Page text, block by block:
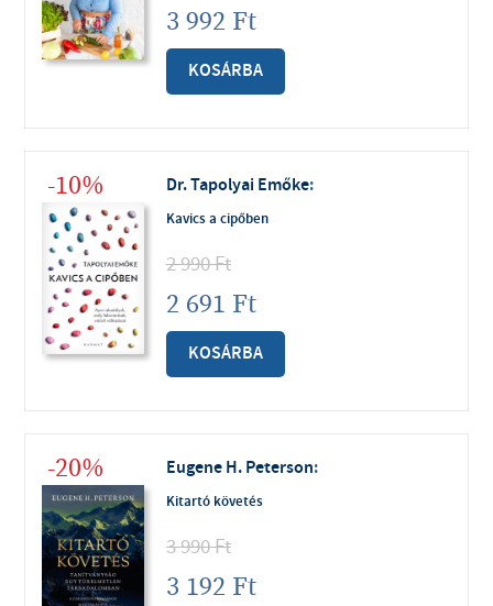
3 992 Ft
KOSÁRBA
-10% Dr. Tapolyai Emőke:
Kavics a cipőben
2 990Ft
2 691 Ft
KOSÁRBA
-20% Eugene H. Peterson:
Kitartó követés
3 990Ft
3 192 Ft